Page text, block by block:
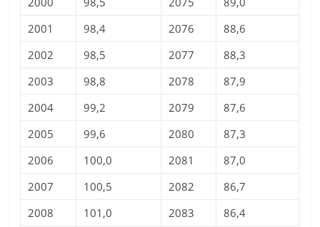
2001
98,4 2076
88,6
2002
98,5 2077
88,3
2003
98,8 2078
87,9
2004
99,2 2079
87,6
2005
99,6 2080
87,3
2006
100,0 2081
87,0
2007
100,5 2082
86,7
2008
101,0 2083
86,4